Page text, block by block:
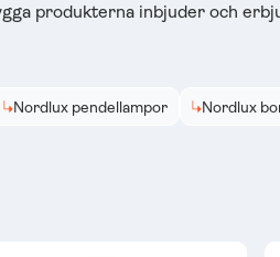
produkterna inbjuder och
Nordlux pendellampor Nordlux